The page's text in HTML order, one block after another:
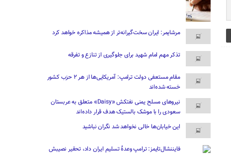
مرشایمر: ایران سخت‌گیرانه‌تر از همیشه مذاکره خواهد کرد
تذکر مهم امام شهید برای جلوگیری از تنازع و تفرقه
مقام مستعفی دولت ترامپ: آمریکایی‌ها از هر ۲ حزب کشور
خسته شده‌اند
نیروهای مسلح یمنی نفتکش «Daisy» متعلق به عربستان
سعودی را با موشک بالستیک هدف قرار داده‌اند
این خیابان‌ها خالی نخواهد شد نگران نباشید
فایننشال‌تایمز: ترامپ وعدۀ تسلیم ایران داد، تحقیر نصیبش